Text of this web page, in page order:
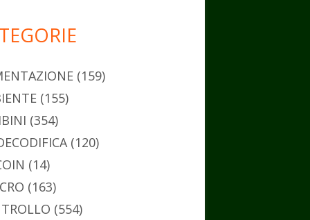
(159)
(155)
(354)
(120)
(14)
(163)
(554)